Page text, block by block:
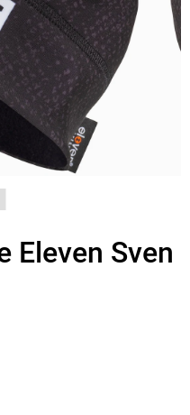
Eleven Sven